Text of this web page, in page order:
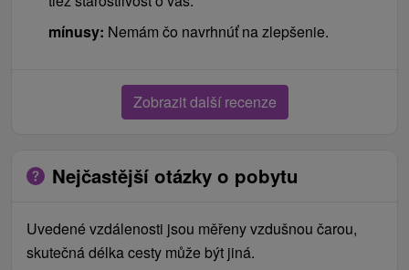
mínusy: Nemám čo navrhnúť na zlepšenie.
Zobrazit další recenze
Nejčastější otázky o pobytu
Uvedené vzdálenosti jsou měřeny vzdušnou čarou,
skutečná délka cesty může být jiná.